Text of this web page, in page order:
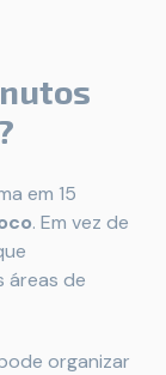
em 15
. Em vez de
áreas de
organizar